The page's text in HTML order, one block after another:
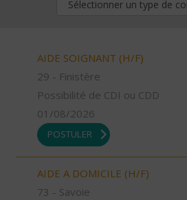
AIDE SOIGNANT (H/F)
29 - Finistère
Possibilité de CDI ou CDD
01/08/2026
POSTULER
AIDE A DOMICILE (H/F)
73 - Savoie